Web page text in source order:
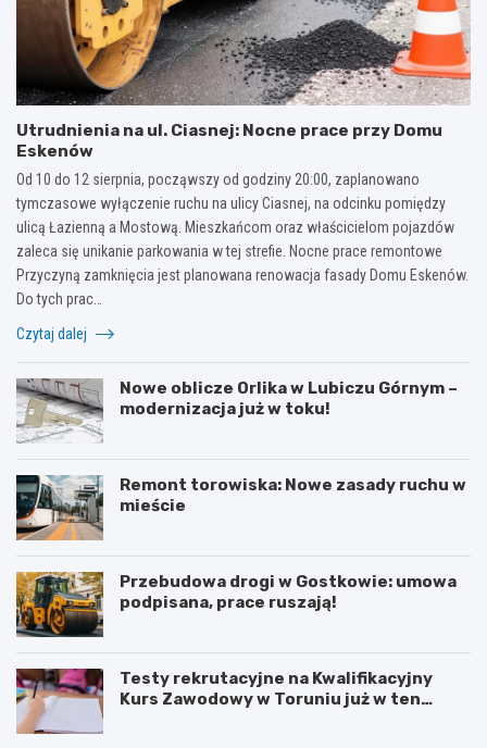
Utrudnienia na ul. Ciasnej: Nocne prace przy Domu
Eskenów
Od 10 do 12 sierpnia, począwszy od godziny 20:00, zaplanowano
tymczasowe wyłączenie ruchu na ulicy Ciasnej, na odcinku pomiędzy
ulicą Łazienną a Mostową. Mieszkańcom oraz właścicielom pojazdów
zaleca się unikanie parkowania w tej strefie. Nocne prace remontowe
Przyczyną zamknięcia jest planowana renowacja fasady Domu Eskenów.
Do tych prac…
Czytaj dalej
Nowe oblicze Orlika w Lubiczu Górnym –
modernizacja już w toku!
Remont torowiska: Nowe zasady ruchu w
mieście
Przebudowa drogi w Gostkowie: umowa
podpisana, prace ruszają!
Testy rekrutacyjne na Kwalifikacyjny
Kurs Zawodowy w Toruniu już w ten